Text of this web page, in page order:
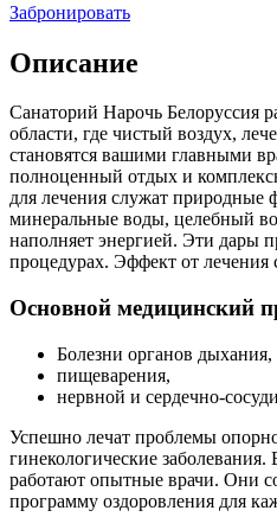
Забронировать
Описание
Санаторий Нарочь Белоруссия
области, где чистый воздух,
становятся вашими главными
полноценный отдых и
для лечения служат природные
минеральные воды, целебный
наполняет энергией. Эти дары
процедурах. Эффект от лечения
Основной медицинский
Болезни органов дыхания,
пищеварения,
нервной и сердечно-
Успешно лечат проблемы
гинекологические
работают опытные врачи. Они
программу оздоровления для